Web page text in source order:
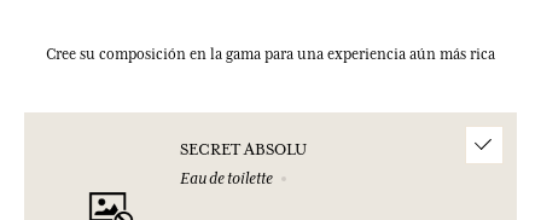
Cree su composición en la gama para una experiencia aún más rica
SECRET ABSOLU
Eau de toilette